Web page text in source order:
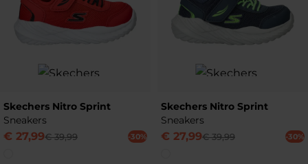
Skechers Nitro Sprint
Sneakers
€ 27,99€ 39,99 -30%
Skechers Nitro Sprint
Sneakers
€ 27,99€ 39,99 -30%